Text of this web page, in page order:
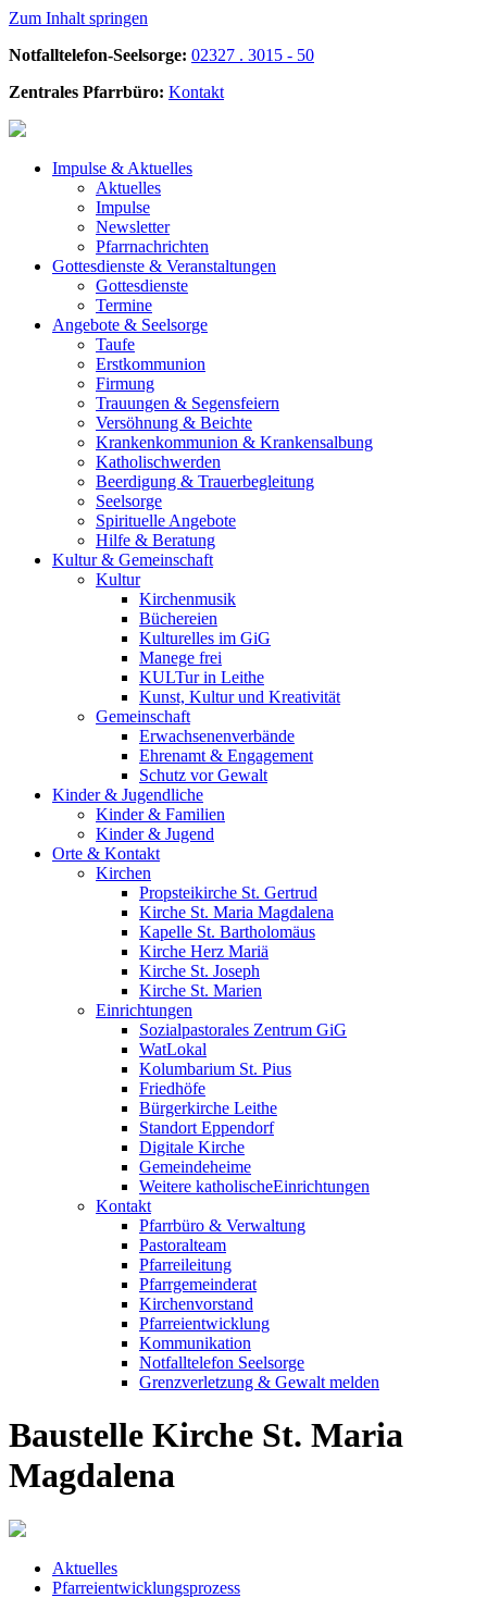
Zum Inhalt springen
Notfalltelefon-Seelsorge: 02327 . 3015 - 50
Zentrales Pfarrbüro: Kontakt
Impulse & Aktuelles
Aktuelles
Impulse
Newsletter
Pfarrnachrichten
Gottesdienste & Veranstaltungen
Gottesdienste
Termine
Angebote & Seelsorge
Taufe
Erstkommunion
Firmung
Trauungen & Segensfeiern
Versöhnung & Beichte
Krankenkommunion & Krankensalbung
Katholischwerden
Beerdigung & Trauerbegleitung
Seelsorge
Spirituelle Angebote
Hilfe & Beratung
Kultur & Gemeinschaft
Kultur
Kirchenmusik
Büchereien
Kulturelles im GiG
Manege frei
KULTur in Leithe
Kunst, Kultur und Kreativität
Gemeinschaft
Erwachsenenverbände
Ehrenamt & Engagement
Schutz vor Gewalt
Kinder & Jugendliche
Kinder & Familien
Kinder & Jugend
Orte & Kontakt
Kirchen
Propsteikirche St. Gertrud
Kirche St. Maria Magdalena
Kapelle St. Bartholomäus
Kirche Herz Mariä
Kirche St. Joseph
Kirche St. Marien
Einrichtungen
Sozialpastorales Zentrum GiG
WatLokal
Kolumbarium St. Pius
Friedhöfe
Bürgerkirche Leithe
Standort Eppendorf
Digitale Kirche
Gemeindeheime
Weitere katholische­­Einrichtungen
Kontakt
Pfarrbüro & Verwaltung
Pastoralteam
Pfarreileitung
Pfarrgemeinderat
Kirchenvorstand
Pfarreientwicklung
Kommunikation
Notfalltelefon Seelsorge
Grenzverletzung & Gewalt melden
Baustelle­ Kirche­ St. Maria
Magdalena
Aktuelles
Pfarreientwicklungsprozess